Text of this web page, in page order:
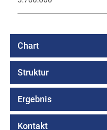
Chart
Struktur
Ergebnis
Kontakt